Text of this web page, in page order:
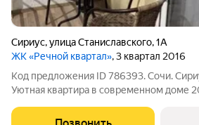
Сириус,улица Станиславского,1А
ЖК «Речной квартал», 3 квартал 2016
Код предложения ID 786393. Сочи. Сириус. До
Уютная квартира в современном доме
гостиную, спальню и открытый балкон.